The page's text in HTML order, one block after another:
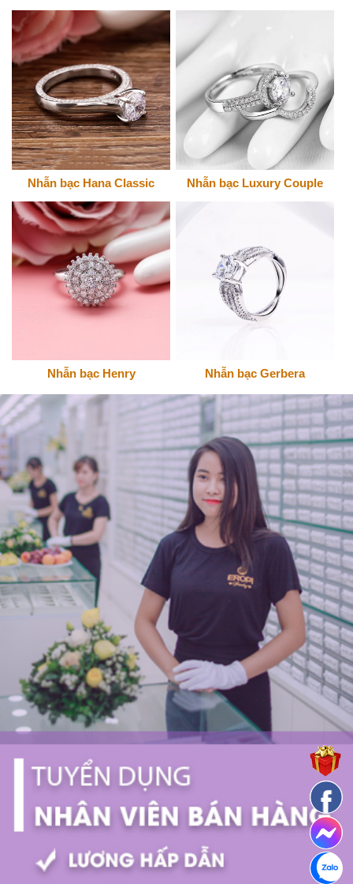
Nhẫn bạc Hana Classic Nhẫn bạc Luxury Couple
Nhẫn bạc Henry Nhẫn bạc Gerbera